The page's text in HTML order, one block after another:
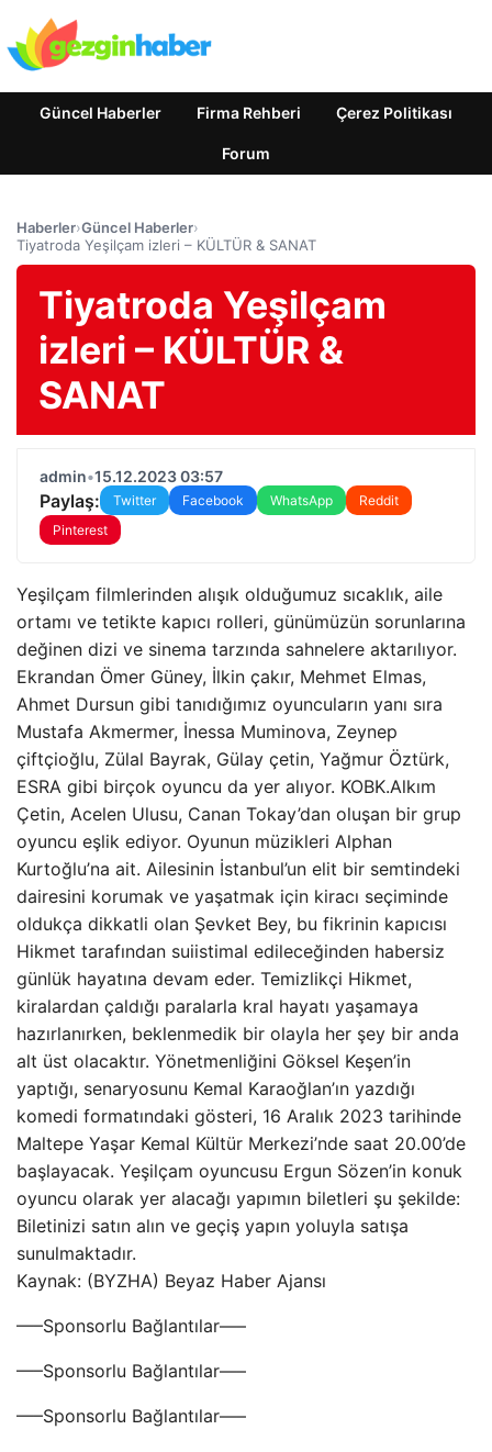
Güncel Haberler Firma Rehberi Çerez Politikası
Forum
Haberler›Güncel Haberler›
Tiyatroda Yeşilçam izleri – KÜLTÜR & SANAT
Tiyatroda Yeşilçam
izleri – KÜLTÜR &
SANAT
admin•15.12.2023 03:57
Paylaş: Twitter Facebook WhatsApp
Reddit
Pinterest
Yeşilçam filmlerinden alışık olduğumuz sıcaklık, aile
ortamı ve tetikte kapıcı rolleri, günümüzün sorunlarına
değinen dizi ve sinema tarzında sahnelere aktarılıyor.
Ekrandan Ömer Güney, İlkin çakır, Mehmet Elmas,
Ahmet Dursun gibi tanıdığımız oyuncuların yanı sıra
Mustafa Akmermer, İnessa Muminova, Zeynep
çiftçioğlu, Zülal Bayrak, Gülay çetin, Yağmur Öztürk,
ESRA gibi birçok oyuncu da yer alıyor. KOBK.Alkım
Çetin, Acelen Ulusu, Canan Tokay’dan oluşan bir grup
oyuncu eşlik ediyor. Oyunun müzikleri Alphan
Kurtoğlu’na ait. Ailesinin İstanbul’un elit bir semtindeki
dairesini korumak ve yaşatmak için kiracı seçiminde
oldukça dikkatli olan Şevket Bey, bu fikrinin kapıcısı
Hikmet tarafından suiistimal edileceğinden habersiz
günlük hayatına devam eder. Temizlikçi Hikmet,
kiralardan çaldığı paralarla kral hayatı yaşamaya
hazırlanırken, beklenmedik bir olayla her şey bir anda
alt üst olacaktır. Yönetmenliğini Göksel Keşen’in
yaptığı, senaryosunu Kemal Karaoğlan’ın yazdığı
komedi formatındaki gösteri, 16 Aralık 2023 tarihinde
Maltepe Yaşar Kemal Kültür Merkezi’nde saat 20.00’de
başlayacak. Yeşilçam oyuncusu Ergun Sözen’in konuk
oyuncu olarak yer alacağı yapımın biletleri şu şekilde:
Biletinizi satın alın ve geçiş yapın yoluyla satışa
sunulmaktadır.
Kaynak: (BYZHA) Beyaz Haber Ajansı
—–Sponsorlu Bağlantılar—–
—–Sponsorlu Bağlantılar—–
—–Sponsorlu Bağlantılar—–